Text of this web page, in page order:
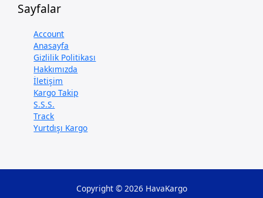
Sayfalar
Account
Anasayfa
Gizlilik Politikası
Hakkımızda
İletişim
Kargo Takip
S.S.S.
Track
Yurtdışı Kargo
Copyright © 2026 HavaKargo